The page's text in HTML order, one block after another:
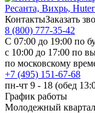
Ресанта, Вихрь,
КонтактыЗаказать
8 (800) 777-35-42
С 07:00 до 19:00 по
с 10:00 до 17:00 по
по московскому
+7 (495) 151-67-68
пн-чт 9 - 18 (обед
График работы
Молодежный